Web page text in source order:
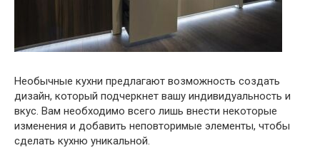
Необычные кухни предлагают возможность создать
дизайн, который подчеркнет вашу индивидуальность и
вкус. Вам необходимо всего лишь внести некоторые
изменения и добавить неповторимые элементы, чтобы
сделать кухню уникальной.